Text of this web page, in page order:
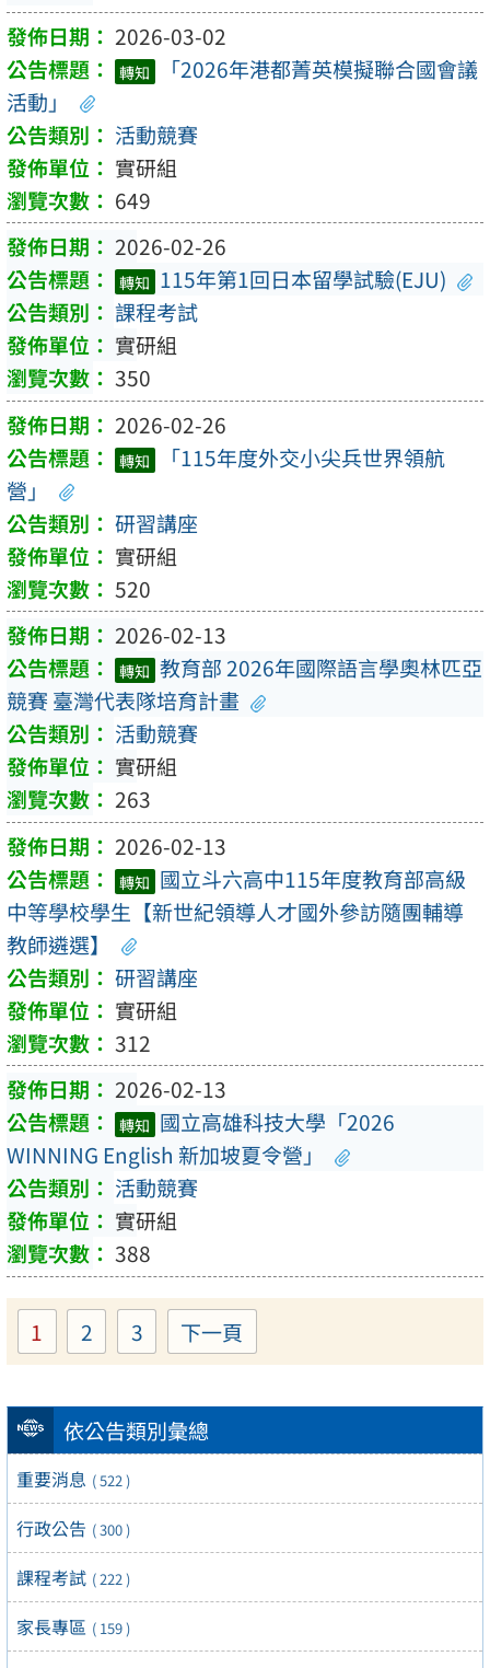
依公告類別彙總
重要消息 ( 522 )
行政公告 ( 300 )
課程考試 ( 222 )
家長專區 ( 159 )
2026-03-02
轉知
「2026年港都菁英模擬聯合國會議
活動」
活動競賽
實研組
649
2026-02-26
轉知 115年第1回日本留學試驗(EJU)
課程考試
實研組
350
2026-02-26
轉知
「115年度外交小尖兵世界領航
營」
研習講座
實研組
520
2026-02-13
轉知 教育部 2026年國際語言學奧林匹亞
競賽 臺灣代表隊培育計畫
活動競賽
實研組
263
2026-02-13
轉知 國立斗六高中115年度教育部高級
中等學校學生【新世紀領導人才國外參訪隨團輔導
教師遴選】
研習講座
實研組
312
2026-02-13
轉知 國立高雄科技大學「2026
WINNING English 新加坡夏令營」
活動競賽
實研組
388
Page
1 Page
2 Page
3 下一頁